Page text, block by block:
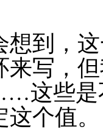
想到，
来写，
这些
个值。